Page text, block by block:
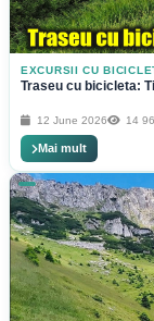
EXCURSII CU
Traseu cu bicicleta:
12 June 2026 14
Mai mult